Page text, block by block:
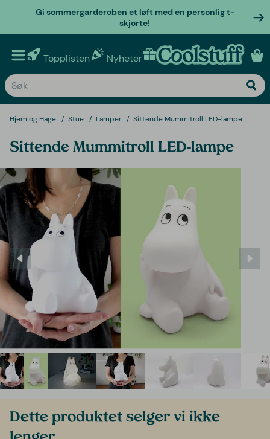
Gi sommergarderoben et løft med en personlig t-
skjorte!
Topplisten Nyheter Personlige gaver
Hjem og Hage Stue Lamper Sittende Mummitroll LED-lampe
Sittende Mummitroll LED-lampe
Dette produktet selger vi ikke